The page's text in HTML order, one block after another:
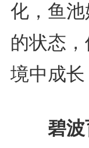
化，鱼
的状态
境中成长
碧波